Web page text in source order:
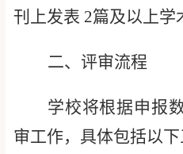
刊上发表 2篇及以上学
二、评审流程
学校将根据申报
审工作，具体包括以下